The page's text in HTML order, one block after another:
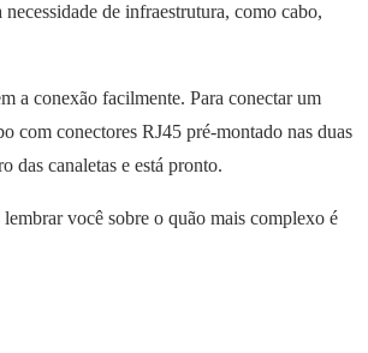
de infraestrutura, como cabo,
a conexão facilmente. Para conectar um
com conectores RJ45 pré-montado nas duas
das canaletas e está pronto.
lembrar você sobre o quão mais complexo é